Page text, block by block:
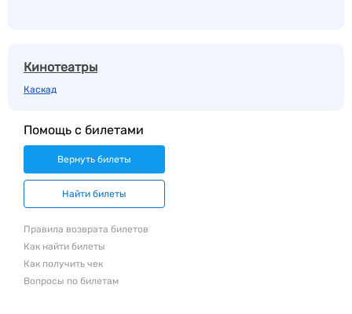
Кинотеатры
Каскад
Помощь с билетами
Вернуть билеты
Найти билеты
Правила возврата билетов
Как найти билеты
Как получить чек
Вопросы по билетам